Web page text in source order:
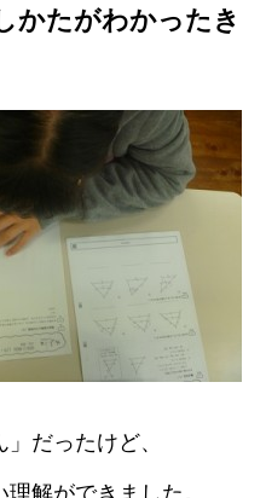
かたがわかったき
だったけど、
解ができました。